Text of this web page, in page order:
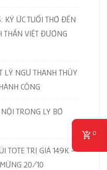
KÝ ỨC TUỔI THƠ ĐẾN
THẦN VIỆT ĐƯƠNG
LÝ NGƯ THANH THỦY
CÔNG
TRONG LY BƠ
TOTE TRỊ GIÁ 149K –
MỪNG 20/10
0